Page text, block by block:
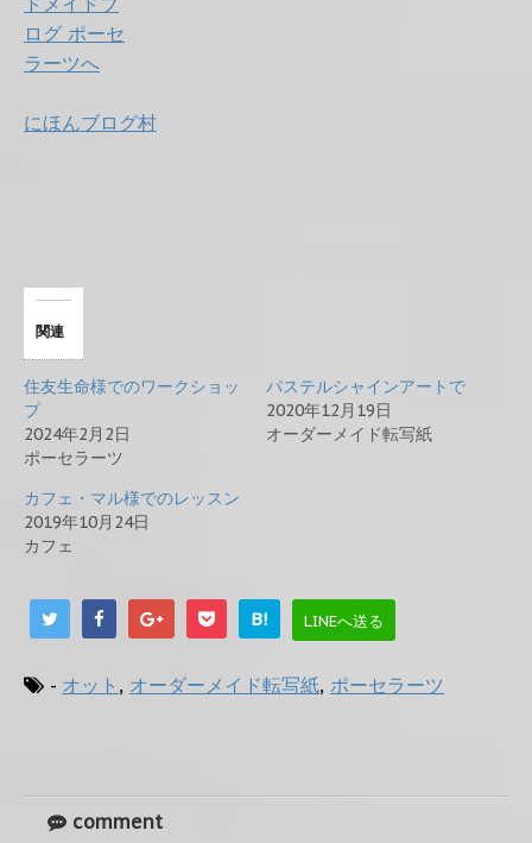
にほんブログ村
関連
住友生命様でのワークショッ
プ
2024年2月2日
ポーセラーツ
パステルシャインアートで
2020年12月19日
オーダーメイド転写紙
カフェ・マル様でのレッスン
2019年10月24日
カフェ
B! LINEへ送る
- オット , オーダーメイド転写紙, ポーセラーツ
comment